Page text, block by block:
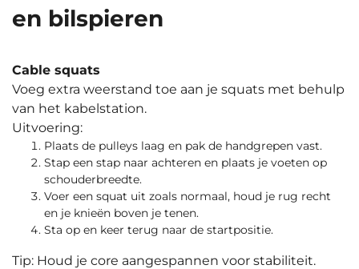
en bilspieren
Cable squats
Voeg extra weerstand toe aan je squats met behulp
van het kabelstation.
Uitvoering:
Plaats de pulleys laag en pak de handgrepen vast.
Stap een stap naar achteren en plaats je voeten op
schouderbreedte.
Voer een squat uit zoals normaal, houd je rug recht
en je knieën boven je tenen.
Sta op en keer terug naar de startpositie.
Tip: Houd je core aangespannen voor stabiliteit.